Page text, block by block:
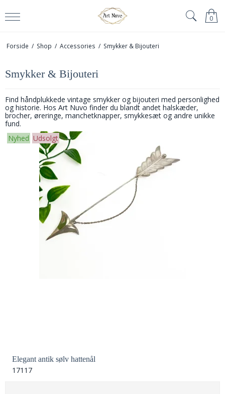
0
Forside / Shop / Accessories / Smykker & Bijouteri
Smykker & Bijouteri
Find håndplukkede vintage smykker og bijouteri med personlighed
og historie. Hos Art Nuvo finder du blandt andet halskæder,
brocher, øreringe, manchetknapper, smykkesæt og andre unikke
fund.
Nyhed Udsolgt
Elegant antik sølv hattenål
17117